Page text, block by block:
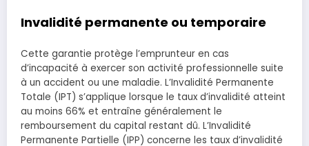
Invalidité permanente ou temporaire
Cette garantie protège l’emprunteur en cas
d’incapacité à exercer son activité professionnelle suite
à un accident ou une maladie. L’Invalidité Permanente
Totale (IPT) s’applique lorsque le taux d’invalidité atteint
au moins 66% et entraîne généralement le
remboursement du capital restant dû. L’Invalidité
Permanente Partielle (IPP) concerne les taux d’invalidité